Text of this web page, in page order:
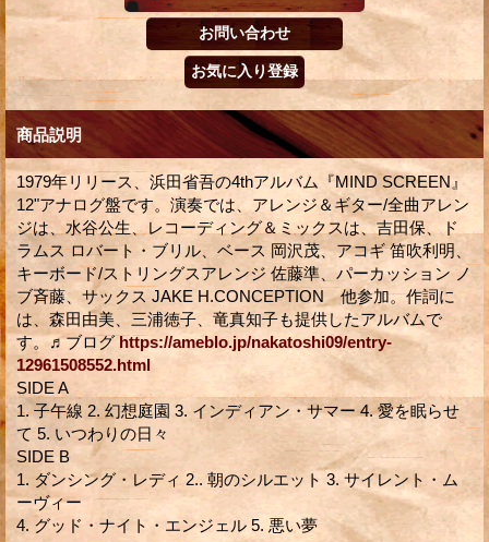
商品説明
1979年リリース、浜田省吾の4thアルバム『MIND SCREEN』
12"アナログ盤です。演奏では、アレンジ＆ギター/全曲アレン
ジは、水谷公生、レコーディング＆ミックスは、吉田保、ド
ラムス ロバート・ブリル、ベース 岡沢茂、アコギ 笛吹利明、
キーボード/ストリングスアレンジ 佐藤準、パーカッション ノ
ブ斉藤、サックス JAKE H.CONCEPTION 他参加。作詞に
は、森田由美、三浦徳子、竜真知子も提供したアルバムで
す。♬ブログhttps://ameblo.jp/nakatoshi09/entry-
12961508552.html
SIDE A
1. 子午線 2. 幻想庭園 3. インディアン・サマー 4. 愛を眠らせ
て 5. いつわりの日々
SIDE B
1. ダンシング・レディ 2.. 朝のシルエット 3. サイレント・ム
ーヴィー
4. グッド・ナイト・エンジェル 5. 悪い夢